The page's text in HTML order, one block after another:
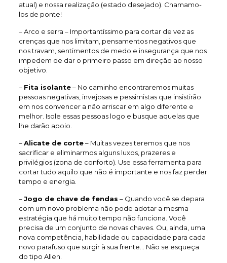
atual) e nossa realização (estado desejado). Chamamo-
los de ponte!
– Arco e serra – Importantíssimo para cortar de vez as
crenças que nos limitam, pensamentos negativos que
nos travam, sentimentos de medo e insegurança que nos
impedem de dar o primeiro passo em direção ao nosso
objetivo.
– Fita isolante– No caminho encontraremos muitas
pessoas negativas, invejosas e pessimistas que insistirão
em nos convencer a não arriscar em algo diferente e
melhor. Isole essas pessoas logo e busque aquelas que
lhe darão apoio.
–Alicate de corte– Muitas vezes teremos que nos
sacrificar e eliminarmos alguns luxos, prazeres e
privilégios (zona de conforto). Use essa ferramenta para
cortar tudo aquilo que não é importante e nos faz perder
tempo e energia.
–Jogo de chave de fendas – Quando você se depara
com um novo problema não pode adotar a mesma
estratégia que há muito tempo não funciona. Você
precisa de um conjunto de novas chaves. Ou, ainda, uma
nova competência, habilidade ou capacidade para cada
novo parafuso que surgir à sua frente… Não se esqueça
do tipo Allen.